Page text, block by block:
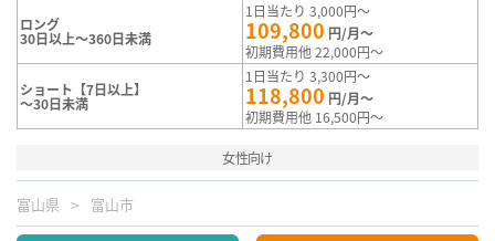
ロング
30日以上～360日未満
1日当たり 3,000円～
109,800 円/月～
初期費用他 22,000円～
ショート【7日以上】
～30日未満
1日当たり 3,300円～
118,800 円/月～
初期費用他 16,500円～
女性向け
富山県 富山市